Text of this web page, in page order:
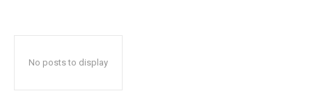
No posts to display